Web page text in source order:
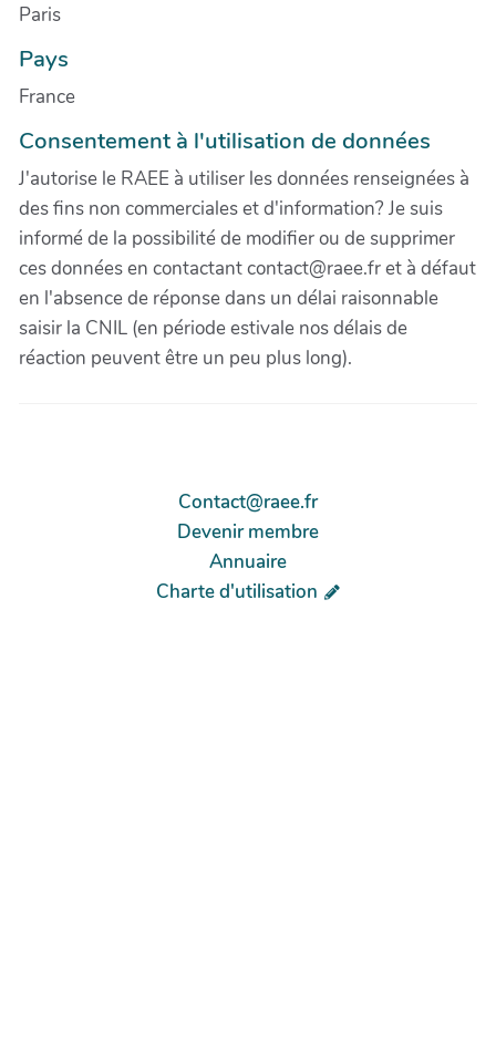
Paris
Pays
France
Consentement à l'utilisation de données
J'autorise le RAEE à utiliser les données renseignées à
des fins non commerciales et d'information? Je suis
informé de la possibilité de modifier ou de supprimer
ces données en contactant contact@raee.fr et à défaut
en l'absence de réponse dans un délai raisonnable
saisir la CNIL (en période estivale nos délais de
réaction peuvent être un peu plus long).
Contact@raee.fr
Devenir membre
Annuaire
Charte d'utilisation